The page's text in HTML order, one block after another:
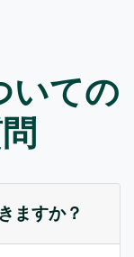
いての
ますか？